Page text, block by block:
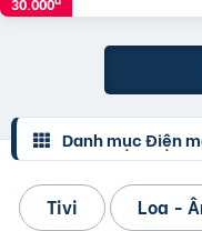
Danh mục Điện
Tivi
Loa -